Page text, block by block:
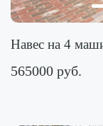
Навес на 4
565000 руб.